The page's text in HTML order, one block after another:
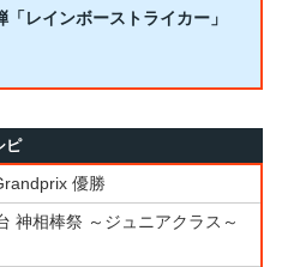
レインボーストライカー」
ピ
優勝
神相棒祭 ～ジュニアクラス～